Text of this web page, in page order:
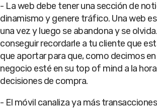
- La web debe tener una sección de
dinamismo y genere tráfico. Una web
una vez y luego se abandona y se
conseguir recordarle a tu cliente que
que aportar para que, como decimos
negocio esté en su top of mind a la
decisiones de compra.
- El móvil canaliza ya más